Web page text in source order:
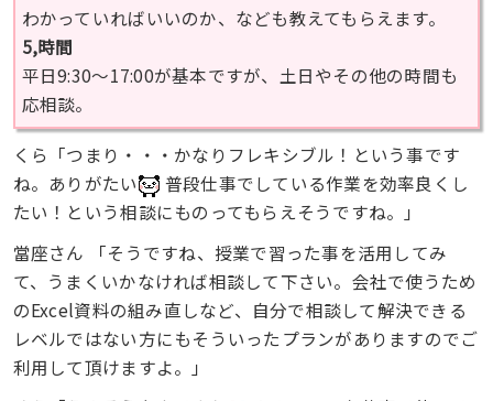
わかっていればいいのか、なども教えてもらえます。
5,時間
平日9:30〜17:00が基本ですが、土日やその他の時間も
応相談。
くら「つまり・・・かなりフレキシブル！という事です
ね。ありがたい
普段仕事でしている作業を効率良くし
たい！という相談にものってもらえそうですね。」
當座さん 「そうですね、授業で習った事を活用してみ
て、うまくいかなければ相談して下さい。会社で使うため
のExcel資料の組み直しなど、自分で相談して解決できる
レベルではない方にもそういったプランがありますのでご
利用して頂けますよ。」